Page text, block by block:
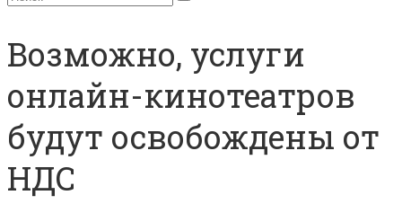
Возможно, услуги
онлайн-кинотеатров
будут освобождены от
НДС